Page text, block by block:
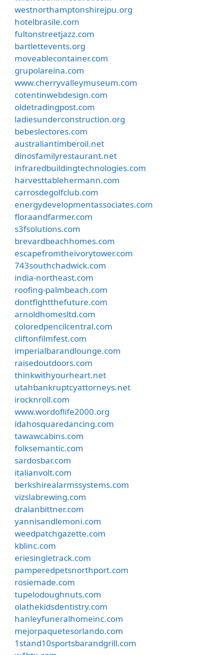
westnorthamptonshirejpu.org
hotelbrasile.com
fultonstreetjazz.com
bartlettevents.org
moveablecontainer.com
grupolareina.com
www.cherryvalleymuseum.com
cotentinwebdesign.com
oldetradingpost.com
ladiesunderconstruction.org
bebeslectores.com
australiantimberoil.net
dinosfamilyrestaurant.net
infraredbuildingtechnologies.com
harvesttablehermann.com
carrosdegolfclub.com
energydevelopmentassociates.com
floraandfarmer.com
s3fsolutions.com
brevardbeachhomes.com
escapefromtheivorytower.com
743southchadwick.com
india-northeast.com
roofing-palmbeach.com
dontfightthefuture.com
arnoldhomesltd.com
coloredpencilcentral.com
cliftonfilmfest.com
imperialbarandlounge.com
raisedoutdoors.com
thinkwithyourheart.net
utahbankruptcyattorneys.net
irocknroll.com
www.wordoflife2000.org
idahosquaredancing.com
tawawcabins.com
folksemantic.com
sardosbar.com
italianvolt.com
berkshirealarmssystems.com
vizslabrewing.com
dralanbittner.com
yannisandlemoni.com
weedpatchgazette.com
kblinc.com
eriesingletrack.com
pamperedpetsnorthport.com
rosiemade.com
tupelodoughnuts.com
olathekidsdentistry.com
hanleyfuneralhomeinc.com
mejorpaquetesorlando.com
1stand10sportsbarandgrill.com